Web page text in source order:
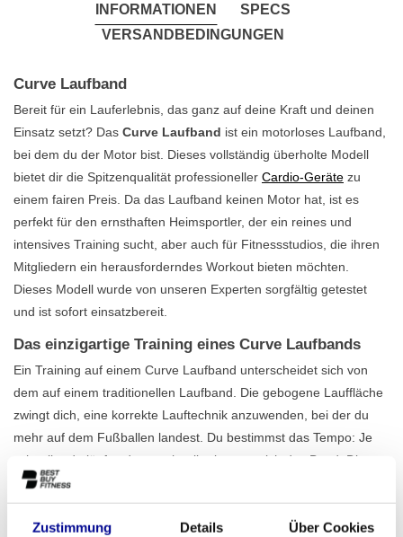
Zustimmung Details Über Cookies
INFORMATIONEN
SPECS
VERSANDBEDINGUNGEN
Curve Laufband
Bereit für ein Lauferlebnis, das ganz auf deine Kraft und deinen
Einsatz setzt? Das Curve Laufband ist ein motorloses Laufband,
bei dem du der Motor bist. Dieses vollständig überholte Modell
bietet dir die Spitzenqualität professioneller Cardio-Geräte zu
einem fairen Preis. Da das Laufband keinen Motor hat, ist es
perfekt für den ernsthaften Heimsportler, der ein reines und
intensives Training sucht, aber auch für Fitnessstudios, die ihren
Mitgliedern ein herausforderndes Workout bieten möchten.
Dieses Modell wurde von unseren Experten sorgfältig getestet
und ist sofort einsatzbereit.
Das einzigartige Training eines Curve Laufbands
Ein Training auf einem Curve Laufband unterscheidet sich von
dem auf einem traditionellen Laufband. Die gebogene Lauffläche
zwingt dich, eine korrekte Lauftechnik anzuwenden, bei der du
mehr auf dem Fußballen landest. Du bestimmst das Tempo: Je
schneller du läufst, desto schneller bewegt sich das Band. Dies
führt zu einer höheren Kalorienverbrennung und einem
effektiveren Training. Mit einem maximalen Benutzergewicht von
180 kg beim Laufen ist dieses Gerät für die intensivsten